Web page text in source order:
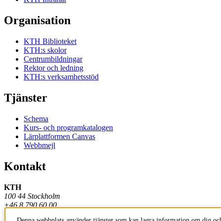
Organisation
KTH Biblioteket
KTH:s skolor
Centrumbildningar
Rektor och ledning
KTH:s verksamhetsstöd
Tjänster
Schema
Kurs- och programkatalogen
Lärplattformen Canvas
Webbmejl
Kontakt
KTH
100 44 Stockholm
+46 8 790 60 00